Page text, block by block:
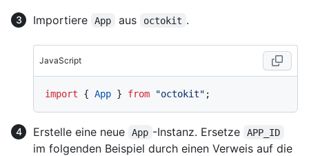
Importiere
App aus octokit .
JavaScript
import { App } from "octokit"
Erstelle eine neue App -Instanz. Ersetze APP_ID
im folgenden Beispiel durch einen Verweis auf die